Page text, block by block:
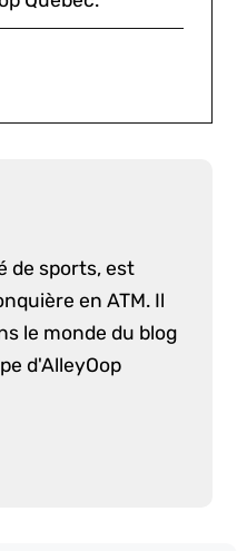
de sports, est
en ATM. Il
le monde du blog
d'AlleyOop